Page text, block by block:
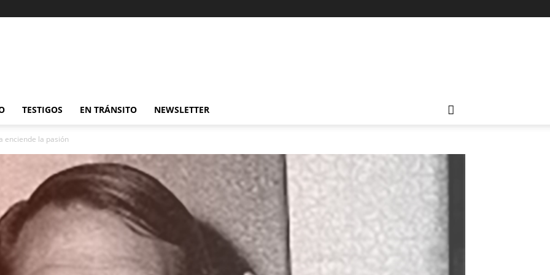
TESTIGOS EN TRÁNSITO NEWSLETTER
enciende la pasión